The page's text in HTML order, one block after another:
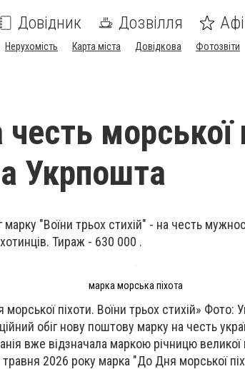
Довідник Дозвілля
Нерухомість Карта міста Довідкова Фотозвіти
морської
Укрпошта
"Воїни трьох стихій" - на честь
Тираж - 630 000 .
марка морська піхота
піхоти. Воїни трьох стихій» Фото:
обіг нову поштову марку на честь
вже відзначала маркою річницю великої
2026 року марка "До Дня морської